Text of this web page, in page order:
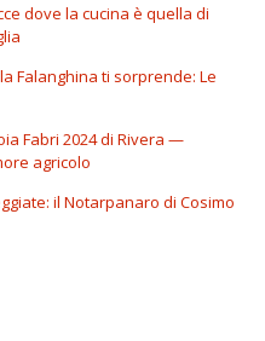
dove la cucina è quella di
Falanghina ti sorprende: Le
Fabri 2024 di Rivera —
agricolo
il Notarpanaro di Cosimo